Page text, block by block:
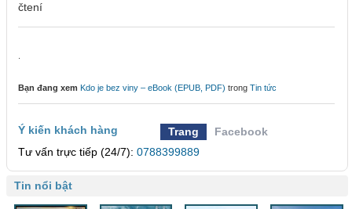
čtení
Bạn đang xem Kdo je bez viny – eBook (EPUB, PDF) trong Tin tức
Ý kiến khách hàng Trang
Facebook
Tư vấn trực tiếp (24/7): 0788399889
Tin nổi bật